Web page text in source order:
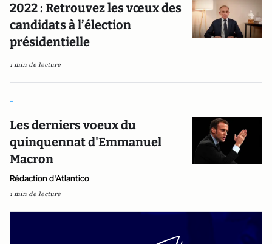
2022 : Retrouvez les vœux des
candidats à l’élection
présidentielle
1 min de lecture
-
Les derniers voeux du
quinquennat d'Emmanuel
Macron
Rédaction d'Atlantico
1 min de lecture